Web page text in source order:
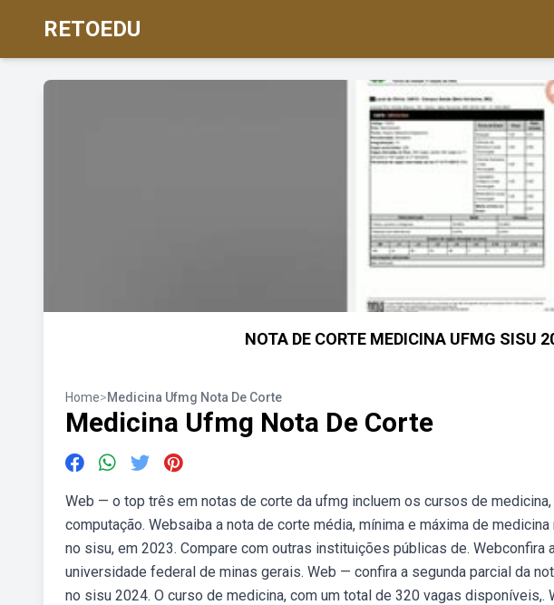
RETOEDU
NOTA DE CORTE MEDICINA UFMG SISU
Home>Medicina Ufmg Nota De Corte
Medicina Ufmg Nota De Corte
Web — o top três em notas de corte da ufmg incluem os cursos de
computação. Websaiba a nota de corte média, mínima e máxima de
no sisu, em 2023. Compare com outras instituições públicas de.
universidade federal de minas gerais. Web — confira a segunda parcial da
no sisu 2024. O curso de medicina, com um total de 320 vagas disponíveis,.